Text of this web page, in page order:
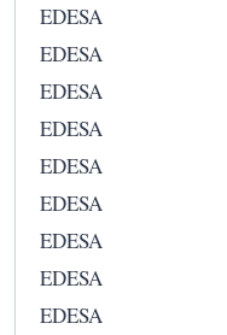
EDESA
EDESA
EDESA
EDESA
EDESA
EDESA
EDESA
EDESA
EDESA